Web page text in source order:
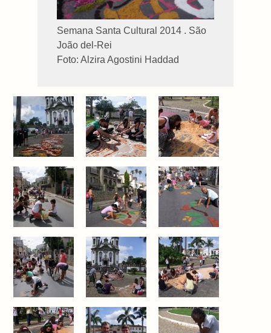
Semana Santa Cultural 2014 . São
João del-Rei
Foto: Alzira Agostini Haddad